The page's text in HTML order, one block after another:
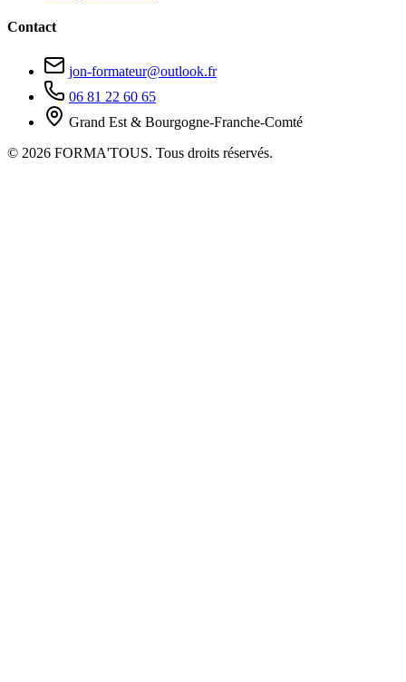
Contact
jon-formateur@outlook.fr
06 81 22 60 65
Grand Est & Bourgogne-Franche-Comté
© 2026 FORMA'TOUS. Tous droits réservés.